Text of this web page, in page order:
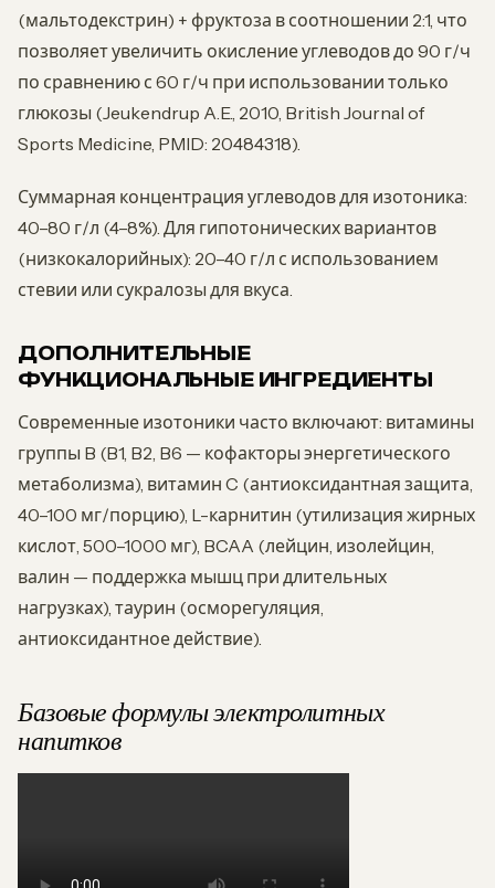
(мальтодекстрин) + фруктоза в соотношении 2:1, что
позволяет увеличить окисление углеводов до 90 г/ч
по сравнению с 60 г/ч при использовании только
глюкозы (Jeukendrup A.E., 2010, British Journal of
Sports Medicine, PMID: 20484318).
Суммарная концентрация углеводов для изотоника:
40–80 г/л (4–8%). Для гипотонических вариантов
(низкокалорийных): 20–40 г/л с использованием
стевии или сукралозы для вкуса.
ДОПОЛНИТЕЛЬНЫЕ
ФУНКЦИОНАЛЬНЫЕ ИНГРЕДИЕНТЫ
Современные изотоники часто включают: витамины
группы B (B1, B2, B6 — кофакторы энергетического
метаболизма), витамин C (антиоксидантная защита,
40–100 мг/порцию), L-карнитин (утилизация жирных
кислот, 500–1000 мг), BCAA (лейцин, изолейцин,
валин — поддержка мышц при длительных
нагрузках), таурин (осморегуляция,
антиоксидантное действие).
Базовые формулы электролитных
напитков